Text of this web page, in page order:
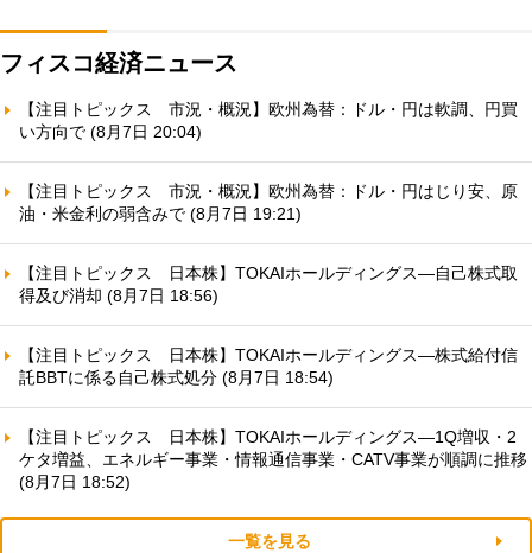
フィスコ経済ニュース
【注目トピックス 市況・概況】欧州為替：ドル・円は軟調、円買
い方向で (8月7日 20:04)
【注目トピックス 市況・概況】欧州為替：ドル・円はじり安、原
油・米金利の弱含みで (8月7日 19:21)
【注目トピックス 日本株】TOKAIホールディングス—自己株式取
得及び消却 (8月7日 18:56)
【注目トピックス 日本株】TOKAIホールディングス—株式給付信
託BBTに係る自己株式処分 (8月7日 18:54)
【注目トピックス 日本株】TOKAIホールディングス—1Q増収・2
ケタ増益、エネルギー事業・情報通信事業・CATV事業が順調に推移
(8月7日 18:52)
一覧を見る